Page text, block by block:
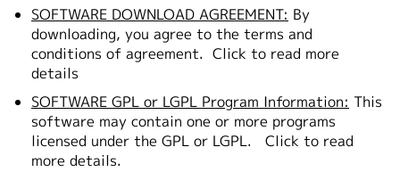
SOFTWARE DOWNLOAD AGREEMENT: By
downloading, you agree to the terms and
conditions of agreement. Click to read more
details
SOFTWARE GPL or LGPL Program Information: This
software may contain one or more programs
licensed under the GPL or LGPL.
Click to read
more details.